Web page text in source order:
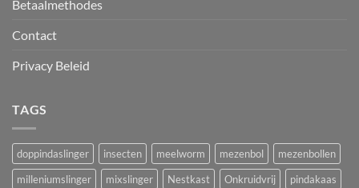
Betaalmethodes
Contact
Privacy Beleid
TAGS
doppindaslinger insecten meelworm mezenbol
mezenbollen
milleniumslinger
mixslinger Nestkast Onkruidvrij
pindakaas